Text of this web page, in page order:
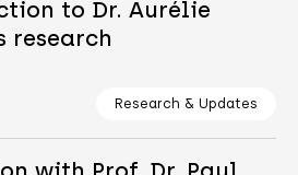
to Dr. Aurélie
research
Research & Updates